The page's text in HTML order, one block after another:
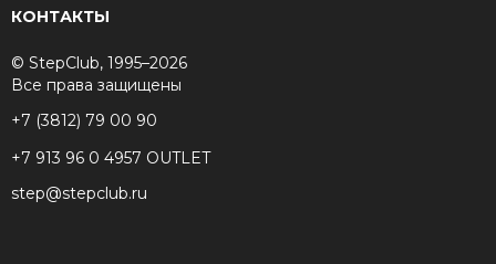
КОНТАКТЫ
© StepClub, 1995–2026
Все права защищены
+7 (3812) 79 00 90
+7 913 96 0 4957 OUTLET
step@stepclub.ru